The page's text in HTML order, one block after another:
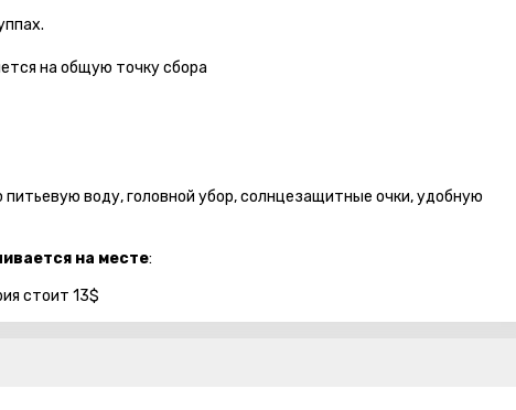
на общую точку сбора
питьевую воду, головной убор, солнцезащитные очки, удобную
на месте:
стоит 13$